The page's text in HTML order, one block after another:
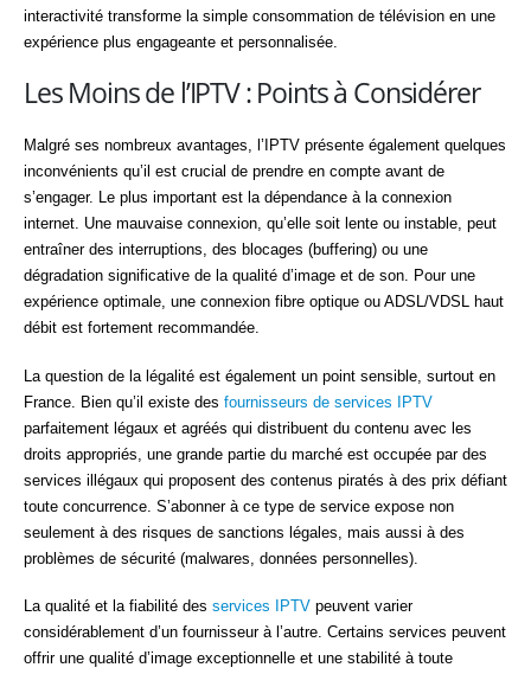
interactivité transforme la simple consommation de télévision en une
expérience plus engageante et personnalisée.
Les Moins de l’IPTV : Points à Considérer
Malgré ses nombreux avantages, l’IPTV présente également quelques
inconvénients qu’il est crucial de prendre en compte avant de
s’engager. Le plus important est la dépendance à la connexion
internet. Une mauvaise connexion, qu’elle soit lente ou instable, peut
entraîner des interruptions, des blocages (buffering) ou une
dégradation significative de la qualité d’image et de son. Pour une
expérience optimale, une connexion fibre optique ou ADSL/VDSL haut
débit est fortement recommandée.
La question de la légalité est également un point sensible, surtout en
France. Bien qu’il existe des fournisseurs de services IPTV
parfaitement légaux et agréés qui distribuent du contenu avec les
droits appropriés, une grande partie du marché est occupée par des
services illégaux qui proposent des contenus piratés à des prix défiant
toute concurrence. S’abonner à ce type de service expose non
seulement à des risques de sanctions légales, mais aussi à des
problèmes de sécurité (malwares, données personnelles).
La qualité et la fiabilité des services IPTV peuvent varier
considérablement d’un fournisseur à l’autre. Certains services peuvent
offrir une qualité d’image exceptionnelle et une stabilité à toute